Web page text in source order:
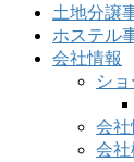
土地分譲
ホステル
会社情報
シ
会社
会